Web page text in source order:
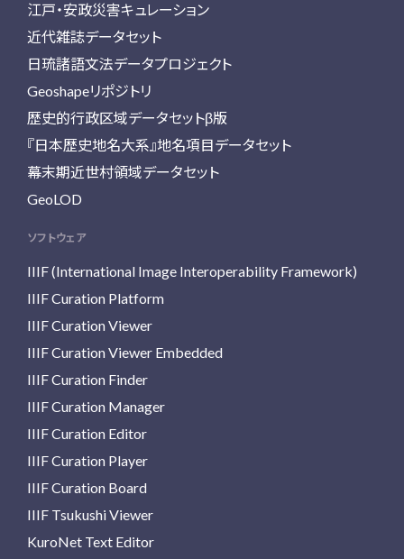
江戸・安政災害キュレーション
近代雑誌データセット
日琉諸語文法データプロジェクト
Geoshapeリポジトリ
歴史的行政区域データセットβ版
『日本歴史地名大系』地名項目データセット
幕末期近世村領域データセット
GeoLOD
ソフトウェア
IIIF (International Image Interoperability Framework)
IIIF Curation Platform
IIIF Curation Viewer
IIIF Curation Viewer Embedded
IIIF Curation Finder
IIIF Curation Manager
IIIF Curation Editor
IIIF Curation Player
IIIF Curation Board
IIIF Tsukushi Viewer
KuroNet Text Editor